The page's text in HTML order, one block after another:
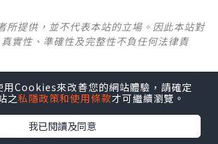
Cookies來改善您的網站體驗，請確定
之私隱政策和使用條款才可繼續瀏覽。
我已閱讀及同意
所提供，並不代表本站的立場。因此本站對
實性、準確性及完整性不負任何法律責
募 】
賞 l登記《社群創作有價企劃》
品牌活動 】